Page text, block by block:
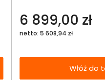
6 899,00 zł
netto: 5 608,94 zł
Włóż do